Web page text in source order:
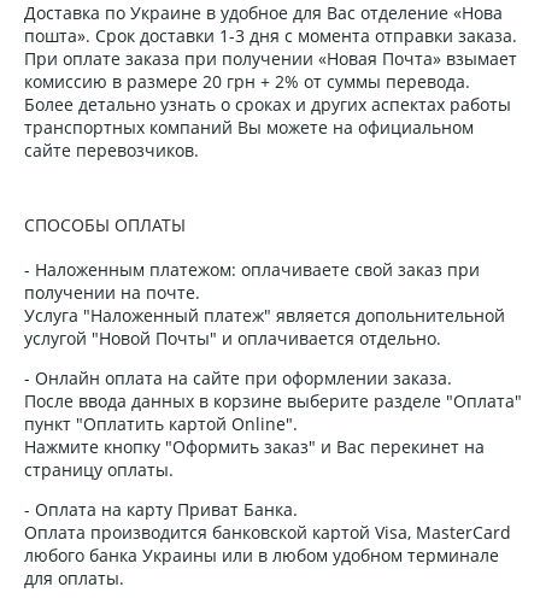
Доставка по Украине в удобное для Вас отделение «Нова
пошта». Срок доставки 1-3 дня с момента отправки заказа.
При оплате заказа при получении «Новая Почта» взымает
комиссию в размере 20 грн + 2% от суммы перевода.
Более детально узнать о сроках и других аспектах работы
транспортных компаний Вы можете на официальном
сайте перевозчиков.
СПОСОБЫ ОПЛАТЫ
- Наложенным платежом: оплачиваете свой заказ при
получении на почте.
Услуга "Наложенный платеж" является допольнительной
услугой "Новой Почты" и оплачивается отдельно.
- Онлайн оплата на сайте при оформлении заказа.
После ввода данных в корзине выберите разделе "Оплата"
пункт "Оплатить картой Online".
Нажмите кнопку "Оформить заказ" и Вас перекинет на
страницу оплаты.
- Оплата на карту Приват Банка.
Оплата производится банковской картой Visa, MasterCard
любого банка Украины или в любом удобном терминале
для оплаты.